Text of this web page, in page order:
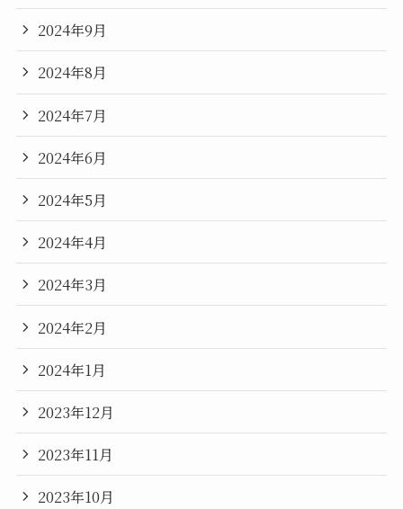
2024年9月
2024年8月
2024年7月
2024年6月
2024年5月
2024年4月
2024年3月
2024年2月
2024年1月
2023年12月
2023年11月
2023年10月